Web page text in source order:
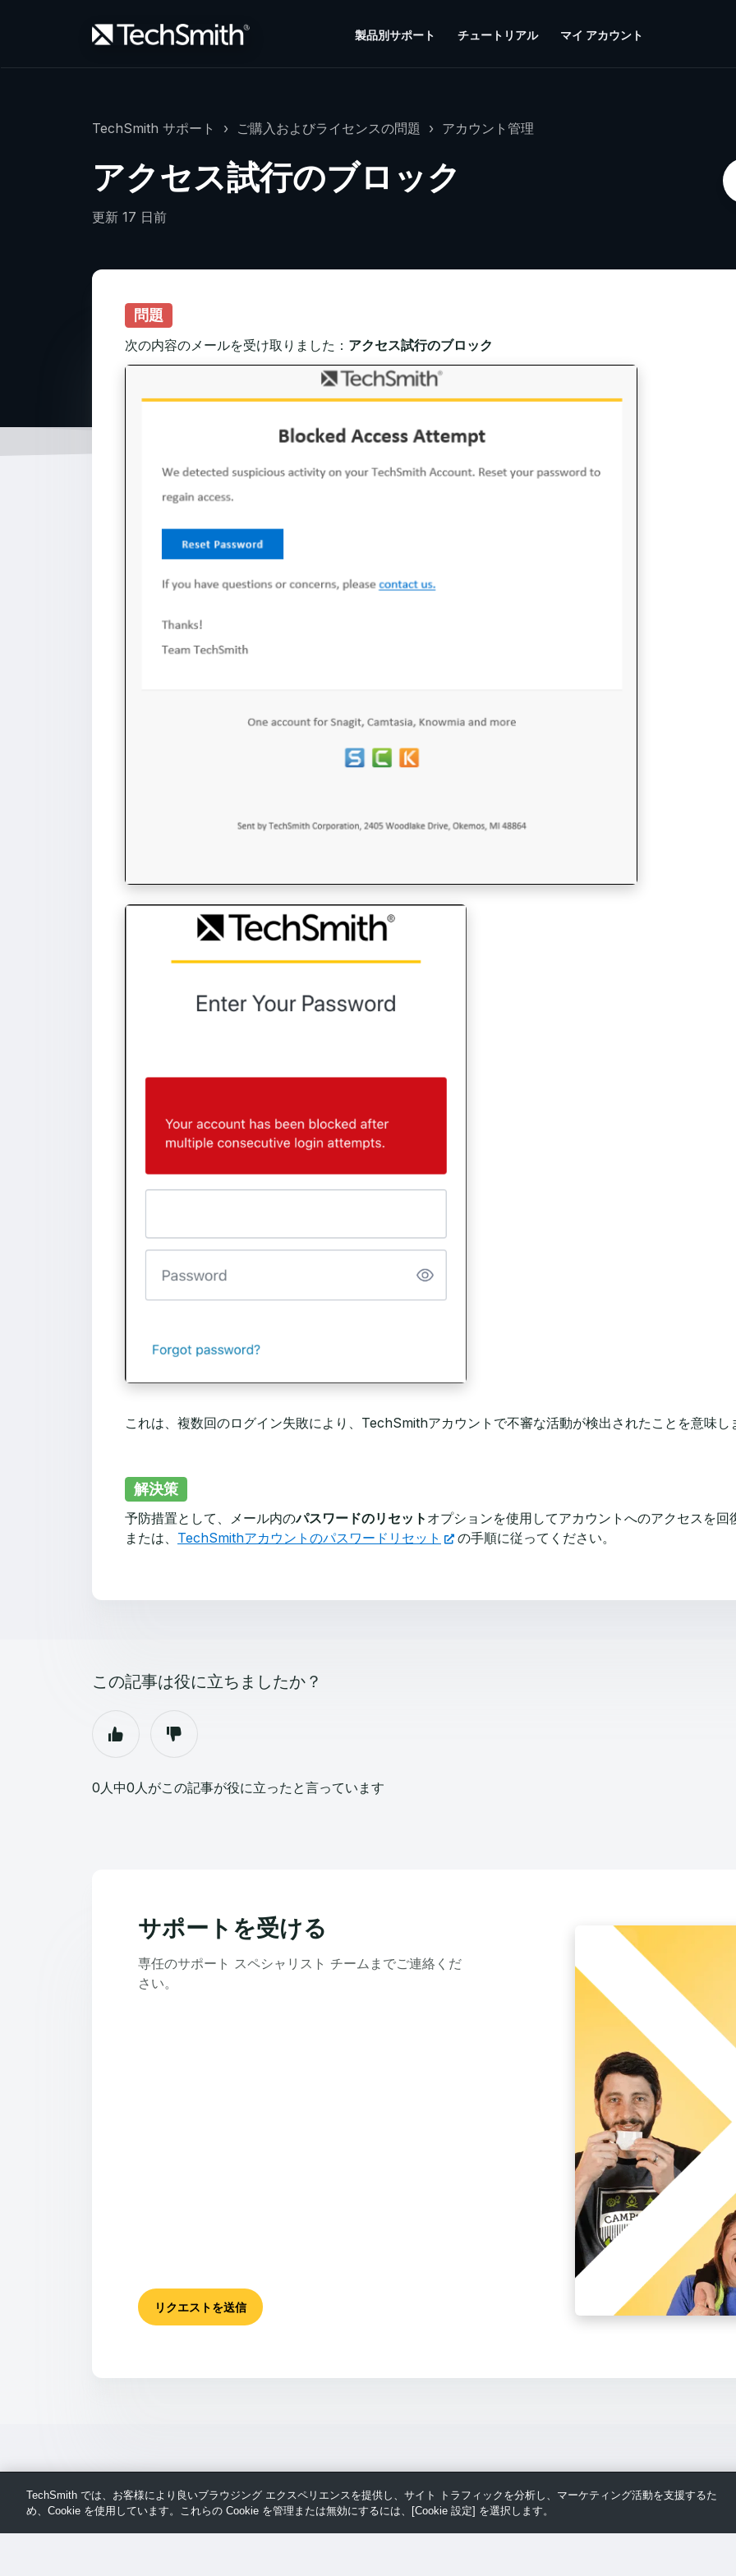
製品別サポート チュートリアル マイ アカウント
TechSmith サポート ご購入およびライセンスの問題 アカウント管理
アクセス試行のブロック
更新 17 日前
問題
次の内容のメールを受け取りました： アクセス試行のブロック
これは、複数回のログイン失敗により、TechSmithアカウントで不審な活動が検出されたことを意味し
解決策
予防措置として、メール内のパスワードのリセット オプションを使用してアカウントへのアクセスを
または、 TechSmithアカウントのパスワードリセット の手順に従ってください。
この記事は役に立ちましたか？
0人中0人がこの記事が役に立ったと言っています
サポートを受ける
専任のサポート スペシャリスト チームまでご連絡くだ
さい。
リクエストを送信
TechSmith では、お客様により良いブラウジング エクスペリエンスを提供し、サイト トラフィックを分析し、マーケティング活動を支援するた
め、Cookie を使用しています。これらの Cookie を管理または無効にするには、[Cookie 設定] を選択します。